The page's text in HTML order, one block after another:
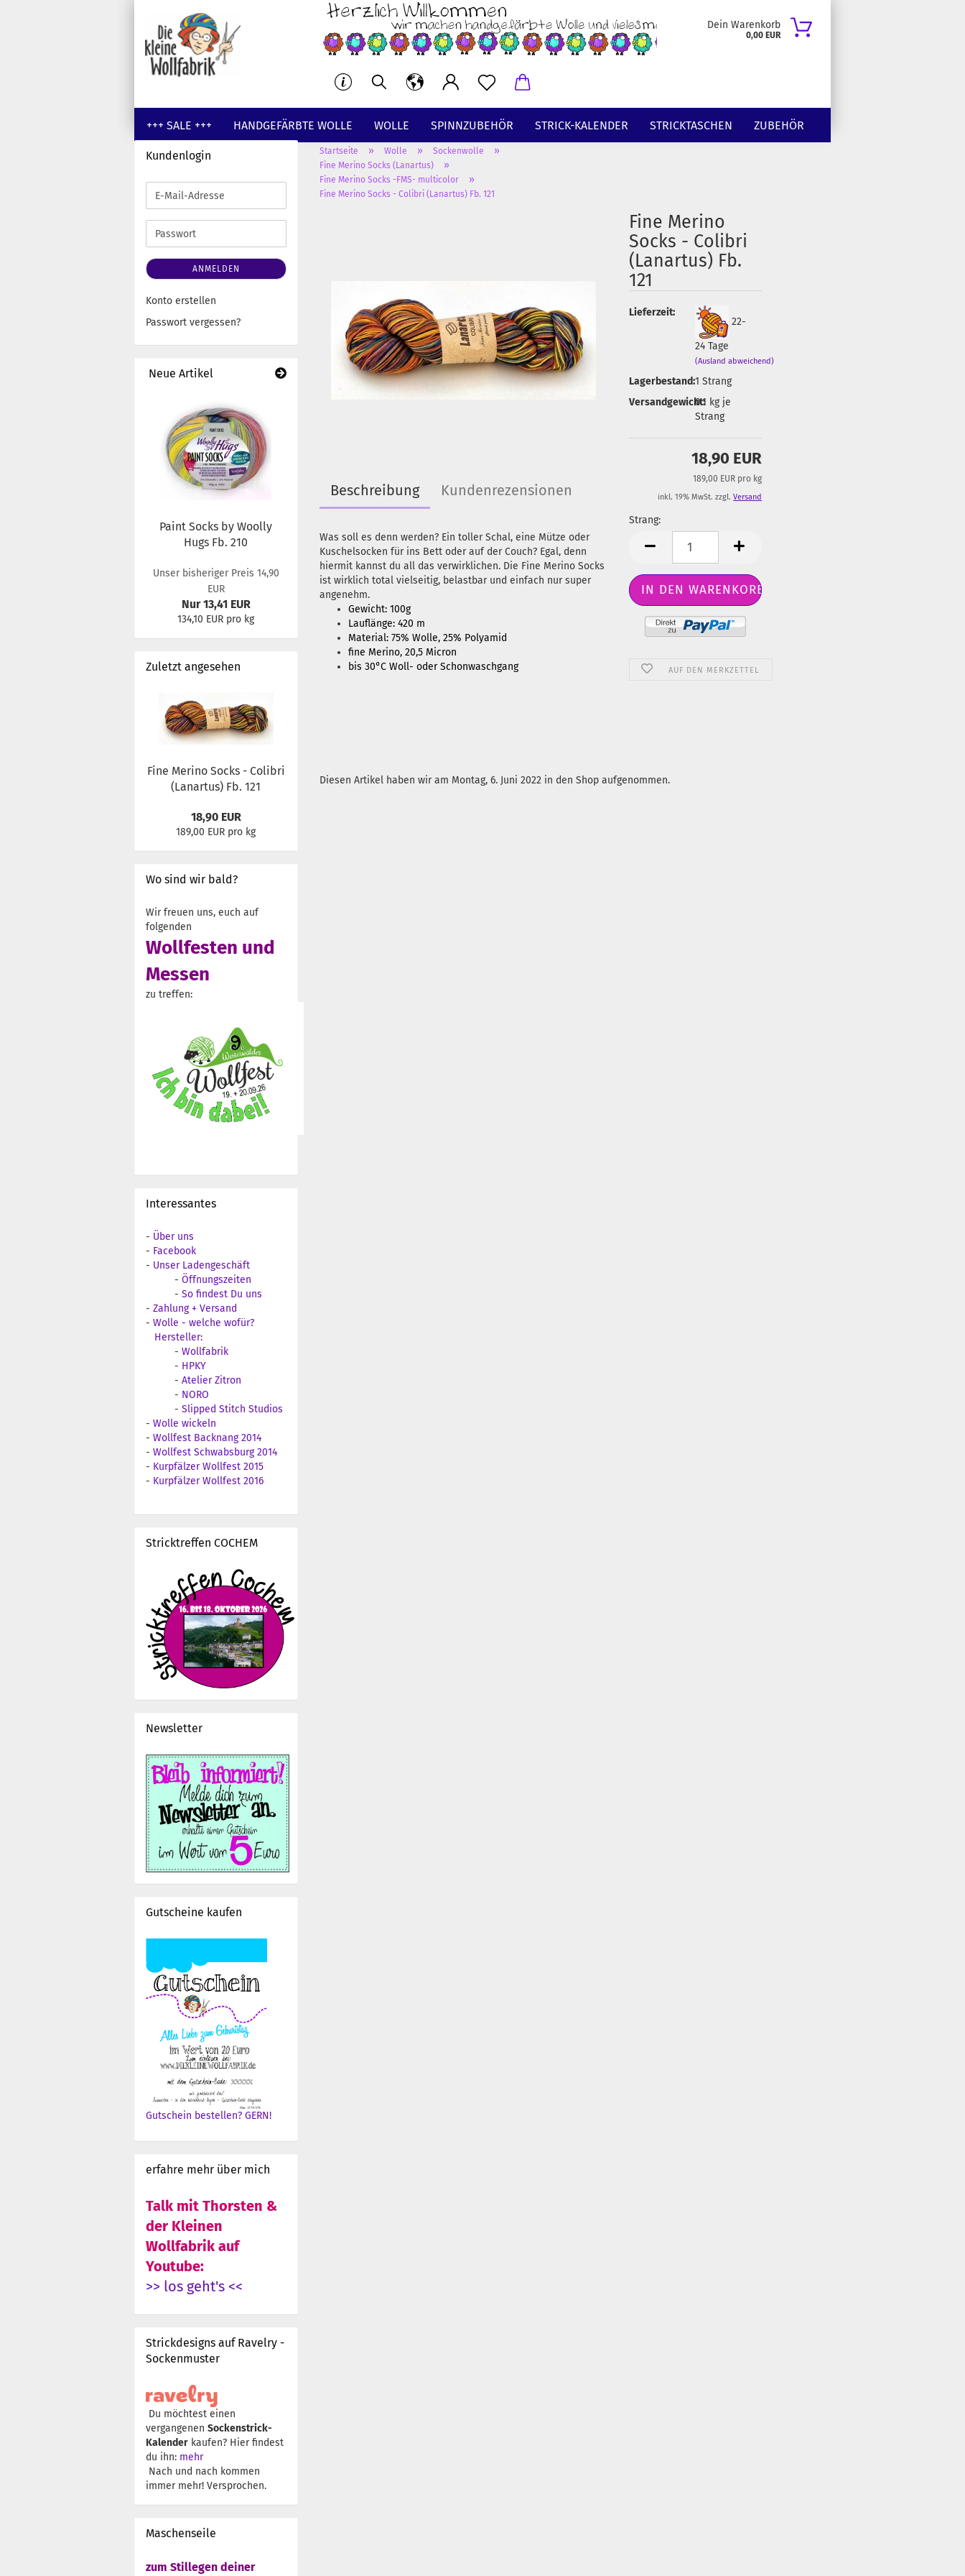
Dein Warenkorb
0,00 EUR
+++ SALE +++ HANDGEFÄRBTE WOLLE WOLLE SPINNZUBEHÖR STRICK-KALENDER STRICKTASCHEN ZUBEHÖR
GUTSCHEINE WOLLE UNGEFÄRBT
Startseite » Wolle » Sockenwolle »
Fine Merino Socks (Lanartus) »
Fine Merino Socks -FMS- multicolor »
Fine Merino Socks - Colibri (Lanartus) Fb. 121
Fine Merino
Socks - Colibri
(Lanartus) Fb.
121
Lieferzeit:
22-
24 Tage
(Ausland abweichend)
Lagerbestand:1 Strang
Versandgewicht:
0.1 kg je
Strang
18,90 EUR
189,00 EUR pro kg
inkl. 19% MwSt. zzgl.Versand
Strang:
Strang
AUF DEN MERKZETTEL
Beschreibung Kundenrezensionen
Was soll es denn werden? Ein toller Schal, eine Mütze oder
Kuschelsocken für ins Bett oder auf der Couch? Egal, denn
hiermit kannst du all das verwirklichen. Die Fine Merino Socks
ist wirklich total vielseitig, belastbar und einfach nur super
angenehm.
Gewicht: 100g
Lauflänge: 420 m
Material: 75% Wolle, 25% Polyamid
fine Merino, 20,5 Micron
bis 30°C Woll- oder Schonwaschgang
Diesen Artikel haben wir am Montag, 6. Juni 2022 in den Shop aufgenommen.
Kundenlogin
E-
Mail-
Adresse
Passwort
ANMELDEN
Konto erstellen
Passwort vergessen?
Neue Artikel
Paint Socks by Woolly
Hugs Fb. 210
Unser bisheriger Preis 14,90
EUR
Nur 13,41 EUR
134,10 EUR pro kg
Zuletzt angesehen
Fine Merino Socks - Colibri
(Lanartus) Fb. 121
18,90 EUR
189,00 EUR pro kg
Wo sind wir bald?
Wir freuen uns, euch auf
folgenden
Wollfesten und
Messen
zu treffen:
Interessantes
- Über uns
- Facebook
- Unser Ladengeschäft
- Öffnungszeiten
- So findest Du uns
- Zahlung + Versand
- Wolle - welche wofür?
Hersteller:
- Wollfabrik
- HPKY
- Atelier Zitron
- NORO
- Slipped Stitch Studios
- Wolle wickeln
- Wollfest Backnang 2014
- Wollfest Schwabsburg 2014
- Kurpfälzer Wollfest 2015
- Kurpfälzer Wollfest 2016
Stricktreffen COCHEM
Newsletter
Gutscheine kaufen
Gutschein bestellen? GERN!
erfahre mehr über mich
Talk mit Thorsten &
der Kleinen
Wollfabrik auf
Youtube:
>> los geht's <<
Strickdesigns auf Ravelry -
Sockenmuster
Du möchtest einen
vergangenen Sockenstrick-
Kalender kaufen? Hier findest
du ihn: mehr
Nach und nach kommen
immer mehr! Versprochen.
Maschenseile
zum Stillegen deiner